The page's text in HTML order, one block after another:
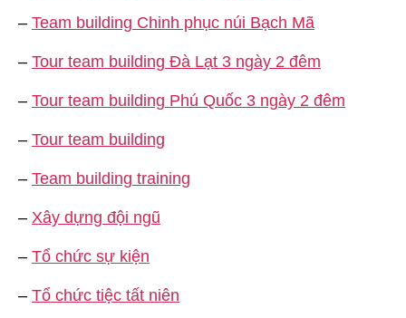
– Team building Chinh phục núi Bạch Mã
– Tour team building Đà Lạt 3 ngày 2 đêm
– Tour team building Phú Quốc 3 ngày 2 đêm
– Tour team building
– Team building training
– Xây dựng đội ngũ
– Tổ chức sự kiện
– Tổ chức tiệc tất niên